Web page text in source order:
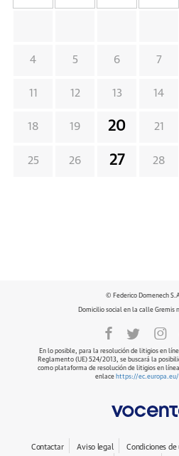
4 5 6 7
11 12 13 14
18 19 20 21
25 26 27 28
© Federico Domenech
Domicilio social en la calle Gremis
En lo posible, para la resolución de litigios en
Reglamento (UE) 524/2013, se buscará la
como plataforma de resolución de litigios en
enlace https://ec.europa.eu/
Contactar Aviso legal Condiciones de